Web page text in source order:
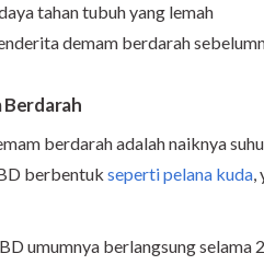
tahan tubuh yang lemah
demam berdarah
Berdarah
berdarah adalah naiknya
berbentuk seperti pelana kuda,
umumnya berlangsung selama